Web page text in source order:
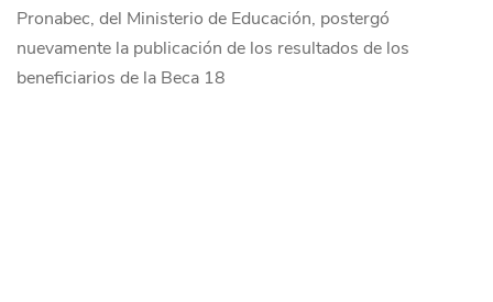
Pronabec, del Ministerio de Educación, postergó
nuevamente la publicación de los resultados de los
beneficiarios de la Beca 18